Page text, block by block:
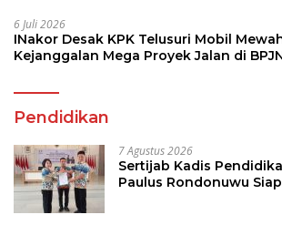
6 Juli 2026
INakor Desak KPK Telusuri Mobil
Kejanggalan Mega Proyek Jalan di
Pendidikan
7 Agustus 2026
Sertijab Kadis
Paulus Rondonuwu